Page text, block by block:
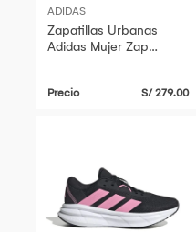
ADIDAS
Zapatillas Urbanas
Adidas Mujer Zap
Precio S/ 279.00